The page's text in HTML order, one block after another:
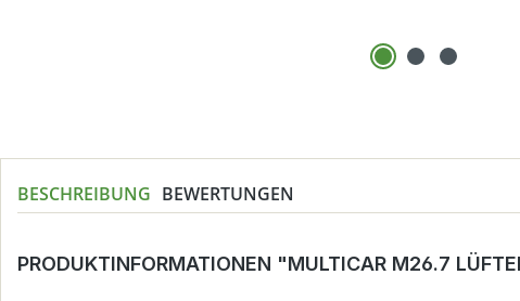
BESCHREIBUNG BEWERTUNGEN
PRODUKTINFORMATIONEN "MULTICAR M26.7